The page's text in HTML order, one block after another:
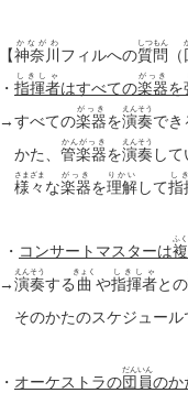
【神奈川
かながわ
フィルへの質問
しつもん
（
・ 指揮者
しきしゃ
はすべての楽器
がっき
を
→すべての楽器
がっき
を演奏
えんそう
でき
かた、 管楽器
かんがっき
を演奏
えんそう
し
様々
さまざま
な楽器
がっき
を理解
りかい
して指
し
・ コンサートマスターは
ふ
→演奏
えんそう
する 曲
きょく
や指揮者
しきしゃ
との
そのかたのスケジュール
・ オーケストラの団員
だんいん
のか